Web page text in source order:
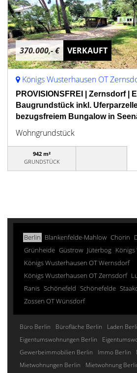
370.000,- € VERKAUFT
Königs Wusterhausen OT
PROVISIONSFREI | Zernsdorf |
Baugrundstück inkl.
bezugsfreiem Bungalow in
Wohngrundstück
942 m²
GRUNDSTÜCK
Berlin Blankenfelde-Mahlow Chorin
Grünheide Güstrow Jüterbog
Königs Wusterhausen OT Wernsdorf
Königs Wusterhausen OT Zernsdorf
Ranis Schönefeld Schönefelde
Zossen OT Wünsdorf
Büro Berlin Bürofläche Berlin Laden
Eigentumswohnungen Berlin
Gewerbeimmobilien Berlin
Immo Berlin
Mietwohnungen Berlin
Mietwohnung